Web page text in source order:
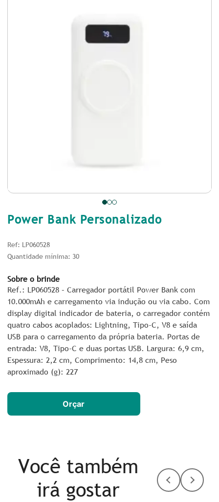
Power Bank Personalizado
Ref: LP060528
Quantidade mínima: 30
Sobre o brinde
Ref.: LP060528 – Carregador portátil Power Bank com
10.000mAh e carregamento via indução ou via cabo. Com
display digital indicador de bateria, o carregador contém
quatro cabos acoplados: Lightning, Tipo-C, V8 e saída
USB para o carregamento da própria bateria. Portas de
entrada: V8, Tipo-C e duas portas USB. Largura: 6,9 cm,
Espessura: 2,2 cm, Comprimento: 14,8 cm, Peso
aproximado (g): 227
Orçar
Você também
irá gostar